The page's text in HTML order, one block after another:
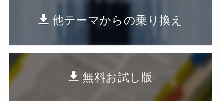
他テーマからの乗り換え
無料お試し版